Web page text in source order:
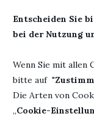
Entscheiden Sie
bei der Nutzung
Wenn Sie mit allen
bitte auf "
Die Arten von
„Cookie-
23.